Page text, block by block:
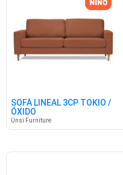
SOFÁ LINEAL 3CP TOKIO /
ÓXIDO
Unsi Furniture